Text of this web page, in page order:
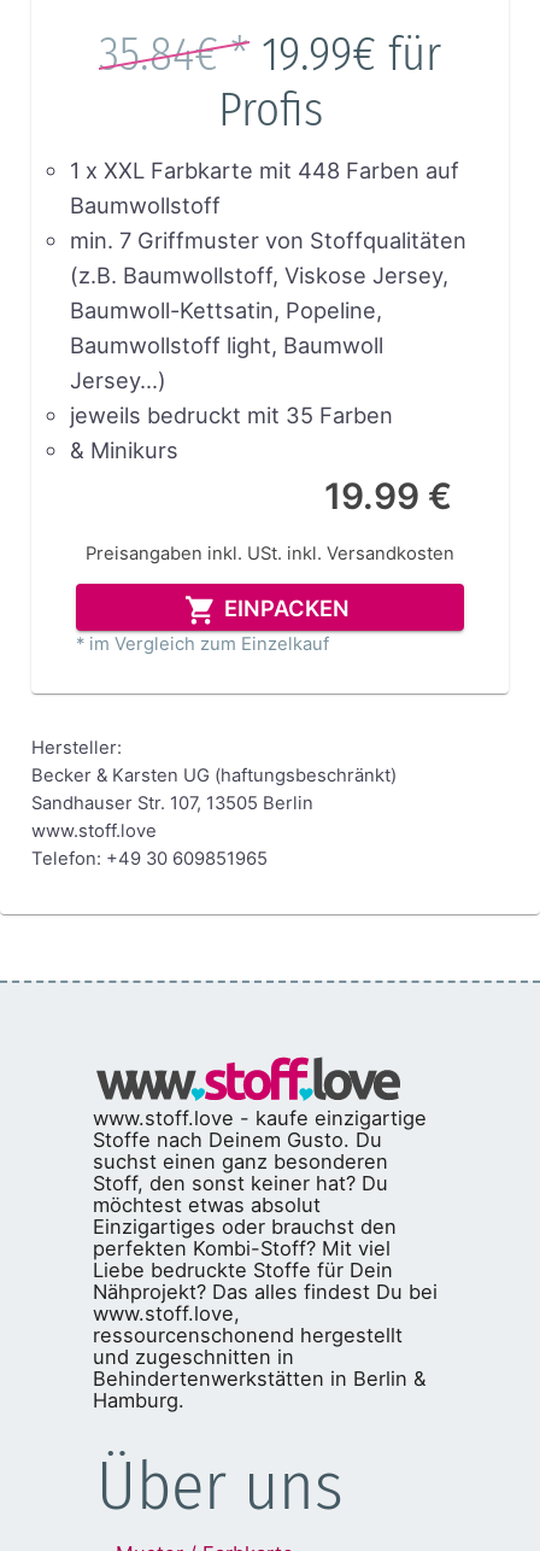
35.84€ * 19.99€ für
Profis
1 x XXL Farbkarte mit 448 Farben auf
Baumwollstoff
min. 7 Griffmuster von Stoffqualitäten
(z.B. Baumwollstoff, Viskose Jersey,
Baumwoll-Kettsatin, Popeline,
Baumwollstoff light, Baumwoll
Jersey…)
jeweils bedruckt mit 35 Farben
& Minikurs
19.99 €
Preisangaben inkl. USt. inkl. Versandkosten
EINPACKEN
* im Vergleich zum Einzelkauf
Hersteller:
Becker & Karsten UG (haftungsbeschränkt)
Sandhauser Str. 107, 13505 Berlin
www.stoff.love
Telefon: +49 30 609851965
www.stoff.love - kaufe einzigartige
Stoffe nach Deinem Gusto. Du
suchst einen ganz besonderen
Stoff, den sonst keiner hat? Du
möchtest etwas absolut
Einzigartiges oder brauchst den
perfekten Kombi-Stoff? Mit viel
Liebe bedruckte Stoffe für Dein
Nähprojekt? Das alles findest Du bei
www.stoff.love,
ressourcenschonend hergestellt
und zugeschnitten in
Behindertenwerkstätten in Berlin &
Hamburg.
Über uns